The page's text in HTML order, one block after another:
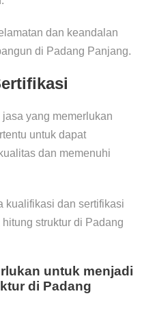
dan keandalan
di Padang Panjang.
yang memerlukan
untuk dapat
dan memenuhi
kualifikasi dan sertifikasi
struktur di Padang
untuk menjadi
di Padang